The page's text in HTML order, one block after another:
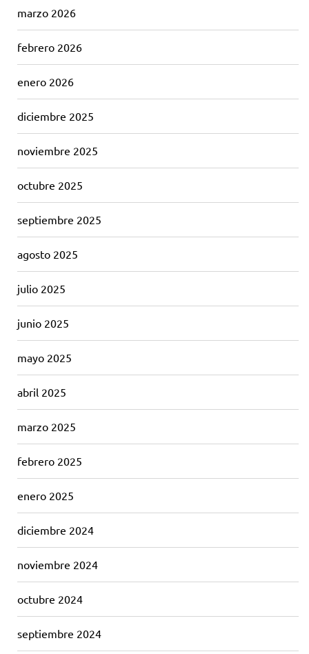
marzo 2026
febrero 2026
enero 2026
diciembre 2025
noviembre 2025
octubre 2025
septiembre 2025
agosto 2025
julio 2025
junio 2025
mayo 2025
abril 2025
marzo 2025
febrero 2025
enero 2025
diciembre 2024
noviembre 2024
octubre 2024
septiembre 2024